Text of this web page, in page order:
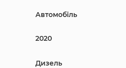
Автомобіль
2020
Дизель